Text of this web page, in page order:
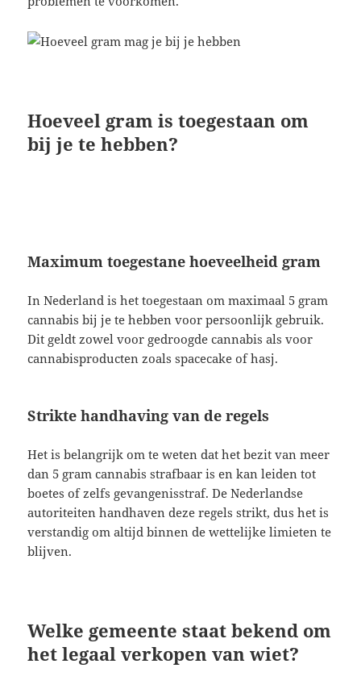
Hoeveel gram is toegestaan om
bij je te hebben?
Maximum toegestane hoeveelheid gram
In Nederland is het toegestaan om maximaal 5 gram
cannabis bij je te hebben voor persoonlijk gebruik.
Dit geldt zowel voor gedroogde cannabis als voor
cannabisproducten zoals spacecake of hasj.
Strikte handhaving van de regels
Het is belangrijk om te weten dat het bezit van meer
dan 5 gram cannabis strafbaar is en kan leiden tot
boetes of zelfs gevangenisstraf. De Nederlandse
autoriteiten handhaven deze regels strikt, dus het is
verstandig om altijd binnen de wettelijke limieten te
blijven.
Welke gemeente staat bekend om
het legaal verkopen van wiet?